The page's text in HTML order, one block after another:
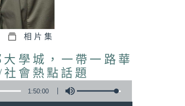
相片集
學城，一帶一路華
會熱點話題
1:50:00